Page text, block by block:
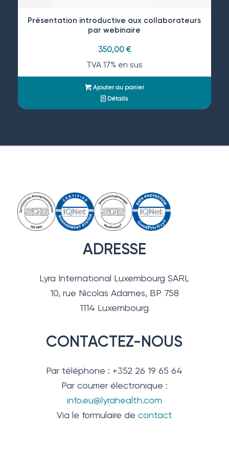
Présentation introductive aux collaborateurs
par webinaire
350,00 €
TVA 17% en sus
Ajouter au panier
Détails
ADRESSE
Lyra International Luxembourg SARL
10, rue Nicolas Adames, BP 758
1114 Luxembourg
CONTACTEZ-NOUS
Par téléphone : +352 26 19 65 64
Par courrier électronique :
info.eu@lyrahealth.com
Via le formulaire de contact